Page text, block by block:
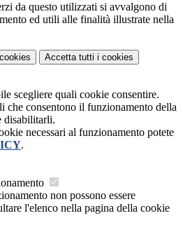
da questo utilizzati si avvalgono di
ed utili alle finalità illustrate nella
Accetta tutti i cookies
scegliere quali cookie consentire.
che consentono il funzionamento della
disabilitarli.
necessari al funzionamento potete
.
non possono essere
l'elenco nella pagina della cookie